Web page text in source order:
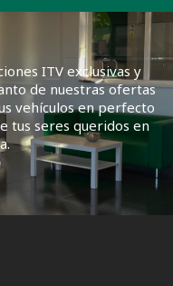
ITV exclusivas y
de nuestras ofertas
vehículos en perfecto
tus seres queridos en